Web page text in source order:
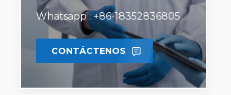
Whatsapp : +86-18352836805
CONTÁCTENOS